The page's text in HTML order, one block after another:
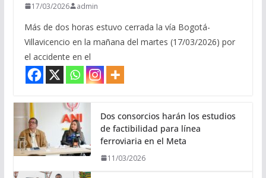
17/03/2026 admin
Más de dos horas estuvo cerrada la vía Bogotá-
Villavicencio en la mañana del martes (17/03/2026) por
el accidente en el
Dos consorcios harán los estudios
de factibilidad para línea
ferroviaria en el Meta
11/03/2026